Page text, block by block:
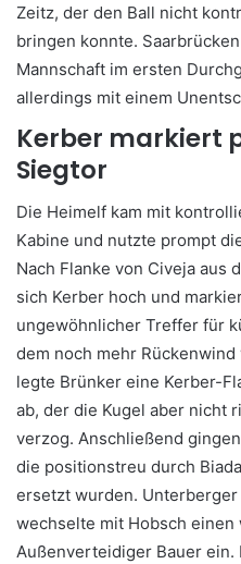
Zeitz, der den Ball nicht
bringen konnte.
Mannschaft im ersten
allerdings mit einem
Kerber markiert
Siegtor
Die Heimelf kam mit
Kabine und nutzte prompt
Nach Flanke von Civeja aus
sich Kerber hoch und
ungewöhnlicher Treffer für
dem noch mehr
legte Brünker eine Kerber-
ab, der die Kugel aber nicht
verzog. Anschließend
die positionstreu durch
ersetzt wurden.
wechselte mit Hobsch
Außenverteidiger Bauer ein.